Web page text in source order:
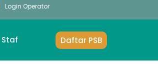
Login Operator
Staf Daftar PSB